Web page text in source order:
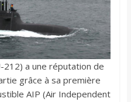
212) a une réputation de
grâce à sa première
AIP (Air Independent